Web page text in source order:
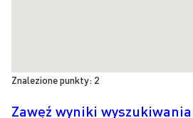
Znalezione punkty: 2
Zawęź wyniki wyszukiwania